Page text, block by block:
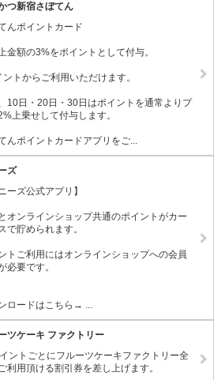
つ新宿さぼてん
んポイントカード
金額の3%をポイントとして付与。
ントからご利用いただけます。
10日・20日・30日はポイントを通常よりプ
上乗せして付与します。
んポイントカードアプリをご...
ズ
ーズ公式アプリ】
オンラインショップ共通のポイントがカー
で貯められます。
トご利用にはオンラインショップへの会員
必要です。
ロードはこちら→ ...
ツケーキ ファクトリー
ントごとにフルーツケーキファクトリー全
利用頂ける割引券を差し上げます。